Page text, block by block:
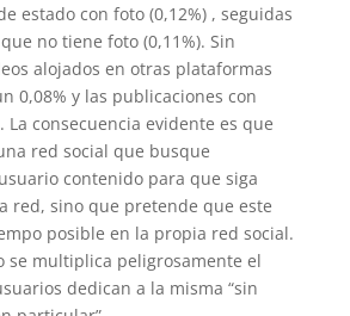
estado con foto (0,12%) , seguidas
no tiene foto (0,11%). Sin
alojados en otras plataformas
0,08% y las publicaciones con
La consecuencia evidente es que
red social que busque
contenido para que siga
red, sino que pretende que este
posible en la propia red social.
se multiplica peligrosamente el
dedican a la misma “sin